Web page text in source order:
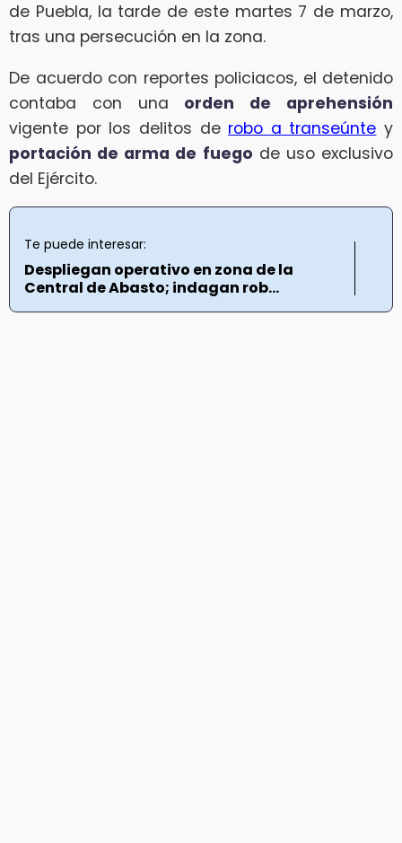
de Puebla, la tarde de este martes 7 de marzo,
tras una persecución en la zona.
De acuerdo con reportes policiacos, el detenido
contaba con una orden de aprehensión
vigente por los delitos de robo a transeúnte y
portación de arma de fuego de uso exclusivo
del Ejército.
Te puede interesar:
Despliegan operativo en zona de la
Central de Abasto; indagan rob...